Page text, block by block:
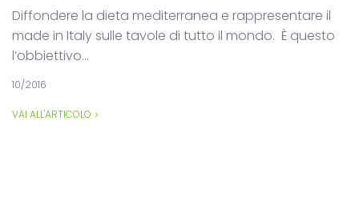
Diffondere la dieta mediterranea e rappresentare il
made in Italy sulle tavole di tutto il mondo. È questo
l’obbiettivo...
10/2016
VAI ALL'ARTICOLO